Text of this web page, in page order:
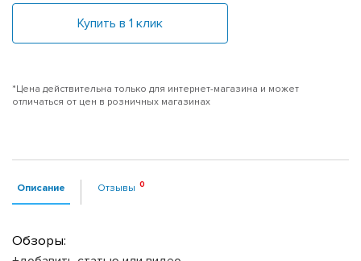
Купить в 1 клик
*Цена действительна только для интернет-магазина и может
отличаться от цен в розничных магазинах
Описание Отзывы
Обзоры: